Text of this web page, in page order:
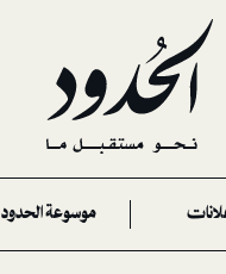
موسوعة الحدود